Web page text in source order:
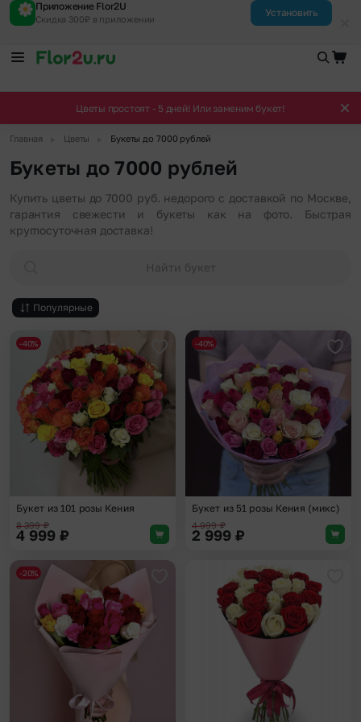
Приложение Flor2U
Скидка 300₽ в приложении
Установить
Цветы простоят - 5 дней! Или заменим букет!
Главная Цветы Букеты до 7000 рублей
Букеты до 7000 рублей
Купить цветы до 7000 руб. недорого с доставкой по Москве,
гарантия свежести и букеты как на фото. Быстрая
круглосуточная доставка!
Найти букет
Популярные
Добавить в избранное
-40%
Букет из 101 розы Кения
8 399₽
4 999 ₽
-40%
Букет из 51 розы Кения (микс)
4 999₽
2 999 ₽
Добавить в избранное
-20%